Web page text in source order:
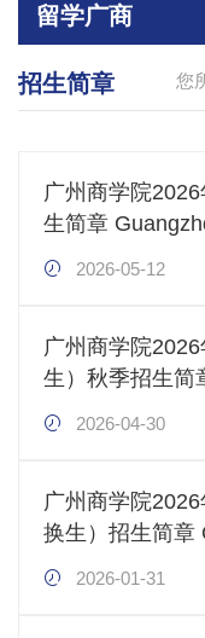
留学广商
您
招生简章
广州商学院
生简章
International
2026-05-12
广州商学院
生）秋季招生简
Commerce
2026-04-30
广州商学院
换生）招生简章
Commerce
2026-01-31